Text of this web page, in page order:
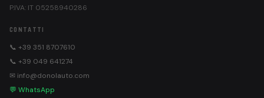
P.IVA: IT 05258940286
CONTATTI
📞 +39 351 8707610
📞 +39 049 641274
✉ info@donolauto.com
💬 WhatsApp